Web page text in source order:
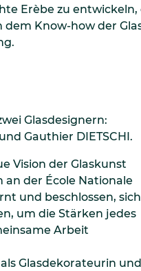
Erèbe zu
dem Know-how der
Glasdesignern:
Gauthier DIETSCHI.
Vision der Glaskunst
an der École Nationale
und beschlossen, sich
um die Stärken jedes
Arbeit
Glasdekorateurin und